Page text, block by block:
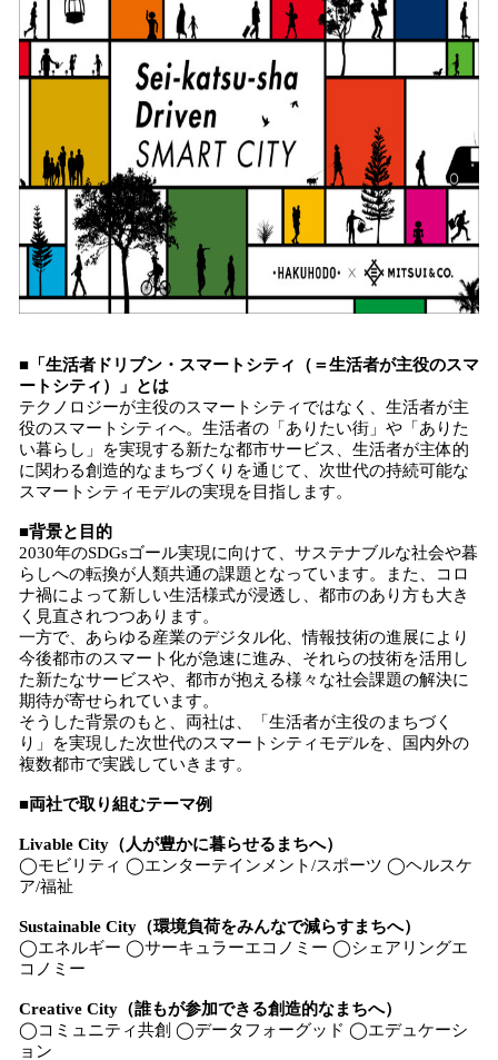
■ 「生活者ドリブン・スマートシティ（ ＝生活者が主役のスマ
ートシティ）」とは
テクノロジーが主役のスマートシティではなく、生活者が主
役のスマートシティへ。生活者の「ありたい街」や「ありた
い暮らし」を実現する新たな都市サービス、生活者が主体的
に関わる創造的なまちづくりを通じて、次世代の持続可能な
スマートシティモデルの実現を目指します。
■背景と目的
2030年のSDGsゴール実現に向けて、サステナブルな社会や暮
らしへの転換が人類共通の課題となっています。また、コロ
ナ禍によって新しい生活様式が浸透し、都市のあり方も大き
く見直されつつあります。
一方で、あらゆる産業のデジタル化、情報技術の進展により
今後都市のスマート化が急速に進み、それらの技術を活用し
た新たなサービスや、都市が抱える様々な社会課題の解決に
期待が寄せられています。
そうした背景のもと、両社は、「生活者が主役のまちづく
り」を実現した次世代のスマートシティモデルを、国内外の
複数都市で実践していきます。
■両社で取り組むテーマ例
Livable City（人が豊かに暮らせるまちへ）
◯モビリティ ◯エンターテインメント/スポーツ ◯ヘルスケ
ア/福祉
Sustainable City（環境負荷をみんなで減らすまちへ）
◯エネルギー ◯サーキュラーエコノミー ◯シェアリングエ
コノミー
Creative City（誰もが参加できる創造的なまちへ）
◯コミュニティ共創 ◯データフォーグッド ◯エデュケーシ
ョン